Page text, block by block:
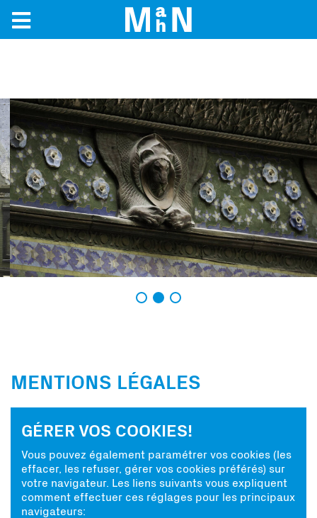
MENTIONS LÉGALES
GÉRER VOS COOKIES!
Vous pouvez également paramétrer vos cookies (les
effacer, les refuser, gérer vos cookies préférés) sur
votre navigateur. Les liens suivants vous expliquent
comment effectuer ces réglages pour les principaux
navigateurs: